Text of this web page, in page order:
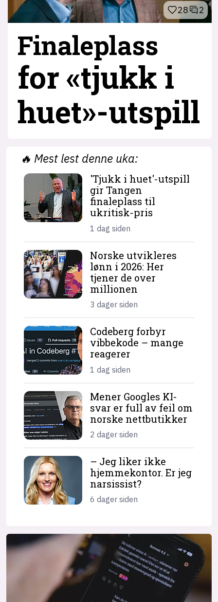
28 2
Finaleplass
for «tjukk i
huet»-utspill
🔥 Mest lest denne uka:
'Tjukk i huet'-utspill
gir Tangen
finaleplass til
ukritisk-pris
1 dag siden
Norske utvikleres
lønn i 2026: Her
tjener de over
millionen
3 dager siden
Codeberg forbyr
vibbekode – mange
reagerer
1 dag siden
Mener Googles KI-
svar er full av feil om
norske nettbutikker
2 dager siden
– Jeg liker ikke
hjemme­kontor. Er jeg
narsissist?
6 dager siden